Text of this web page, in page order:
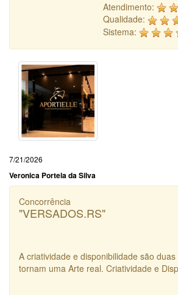
Atendimento:
Qualidade:
Sistema:
7/21/2026
Veronica Portela da Silva
Concorrência
"VERSADOS.RS"
A criatividade e disponibilidade são
tornam uma Arte real. Criatividade e